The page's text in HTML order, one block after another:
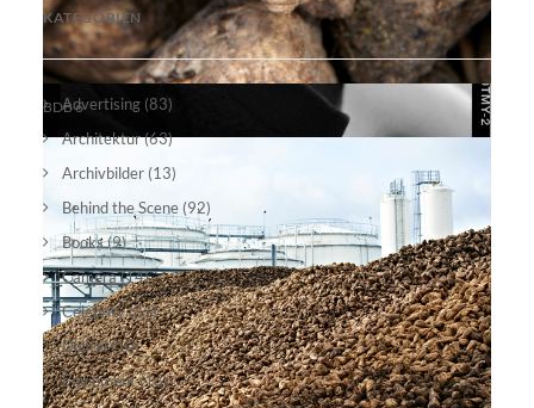
BDB 6
KATEGORIEN
Advertising (83)
Architektur(63)
Archivbilder (13)
Behind the Scene (92)
Books(9)
Camera(14)
Celebrity(51)
Digital(10)
Equipment(16)